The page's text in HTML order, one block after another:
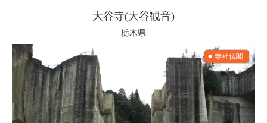
大谷寺(大谷観音)
栃木県
寺社仏閣